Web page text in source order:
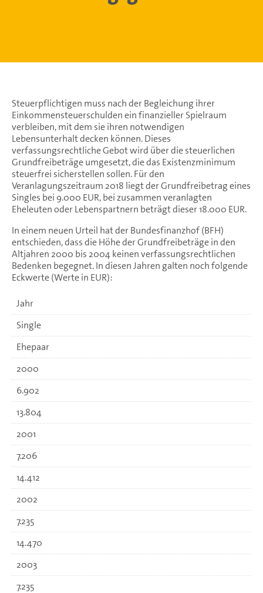
Steuerpflichtigen muss nach der Begleichung ihrer
Einkommensteuerschulden ein finanzieller Spielraum
verbleiben, mit dem sie ihren notwendigen
Lebensunterhalt decken können. Dieses
verfassungsrechtliche Gebot wird über die steuerlichen
Grundfreibeträge umgesetzt, die das Existenzminimum
steuerfrei sicherstellen sollen. Für den
Veranlagungszeitraum 2018 liegt der Grundfreibetrag eines
Singles bei 9.000 EUR, bei zusammen veranlagten
Eheleuten oder Lebenspartnern beträgt dieser 18.000 EUR.
In einem neuen Urteil hat der Bundesfinanzhof (BFH)
entschieden, dass die Höhe der Grundfreibeträge in den
Altjahren 2000 bis 2004 keinen verfassungsrechtlichen
Bedenken begegnet. In diesen Jahren galten noch folgende
Eckwerte (Werte in EUR):
Jahr
Single
Ehepaar
2000
6.902
13.804
2001
7.206
14.412
2002
7.235
14.470
2003
7.235